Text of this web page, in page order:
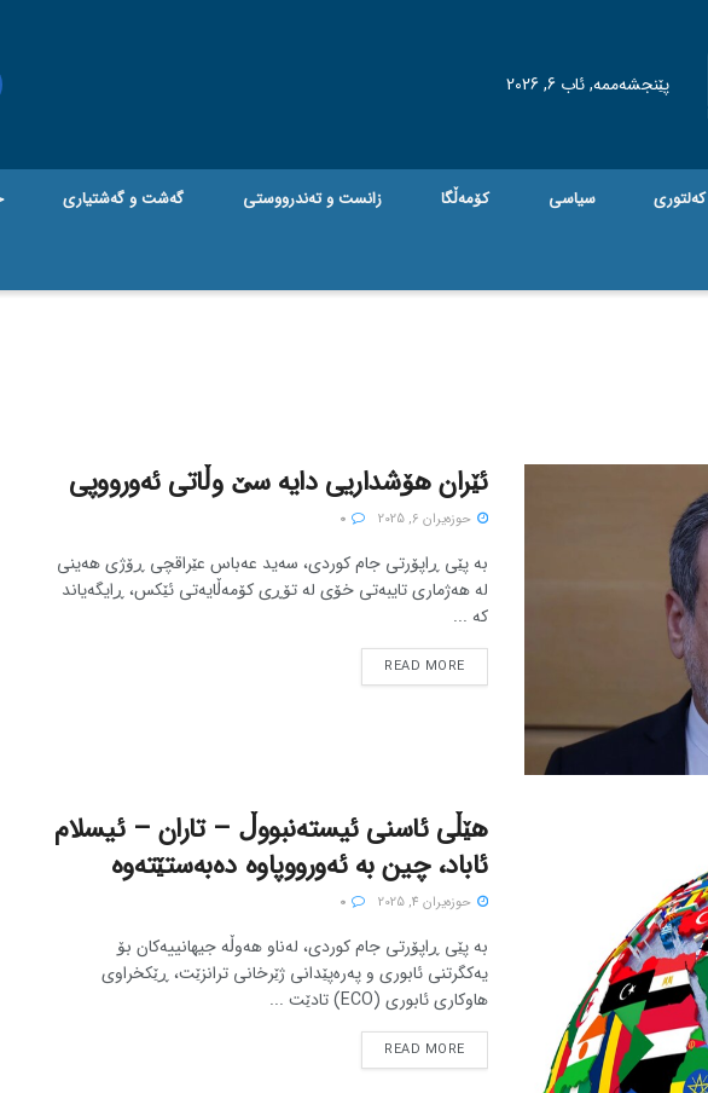
پێنجشەممە, ئاب 6, 2026
کەلتوری سیاسی کۆمەڵگا زانست و تەندرووستی گه‌شت و گه‌شتیاری
ئێران هۆشداریی دایە سێ وڵاتی ئەورووپی
حوزه‌یران 6, 2025
بە پێی ڕاپۆرتی جام کوردی، سەید عەباس عێراقچی ڕۆژی هەینی
لە هەژماری تایبەتی خۆی لە تۆڕی کۆمەڵایەتی ئێکس، ڕایگەیاند
کە ...
READ MORE
هێڵی ئاسنی ئیستەنبووڵ – تاران – ئیسلام
ئاباد، چین بە ئەورووپاوە دەبەستێتەوە
حوزه‌یران 4, 2025
بە پێی ڕاپۆرتی جام کوردی، لەناو هەوڵە جیهانییەکان بۆ
یەکگرتنی ئابوری و پەرەپێدانی ژێرخانی ترانزێت، ڕێکخراوی
هاوکاری ئابوری (ECO) تادێت ...
READ MORE